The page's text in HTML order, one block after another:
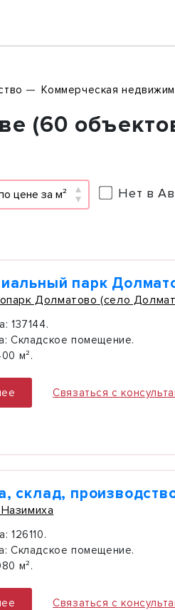
Коммерческая
(60
цене за м² Нет в
парк
Долматово (село
137144.
Складское помещение.
м².
Связаться с
склад,
126110.
Складское помещение.
м².
Связаться с